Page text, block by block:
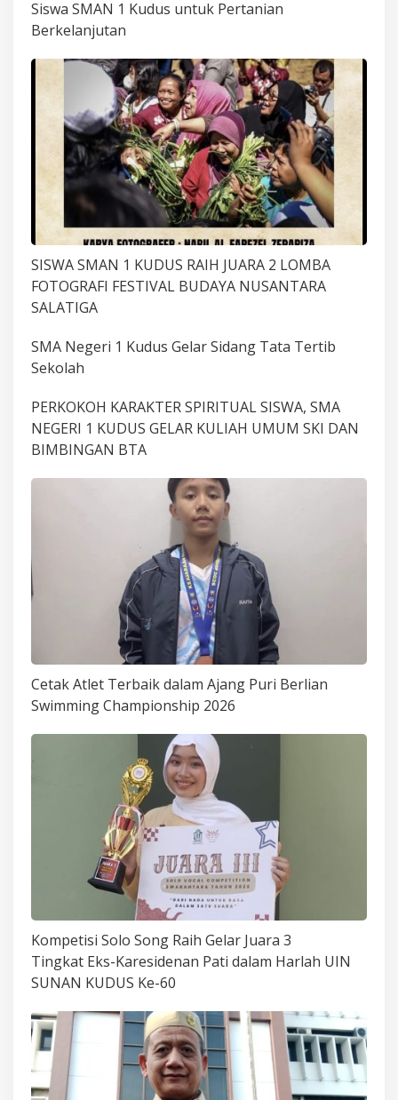
Siswa SMAN 1 Kudus untuk Pertanian
Berkelanjutan
SISWA SMAN 1 KUDUS RAIH JUARA 2 LOMBA
FOTOGRAFI FESTIVAL BUDAYA NUSANTARA
SALATIGA
SMA Negeri 1 Kudus Gelar Sidang Tata Tertib
Sekolah
PERKOKOH KARAKTER SPIRITUAL SISWA, SMA
NEGERI 1 KUDUS GELAR KULIAH UMUM SKI DAN
BIMBINGAN BTA
Cetak Atlet Terbaik dalam Ajang Puri Berlian
Swimming Championship 2026
Kompetisi Solo Song Raih Gelar Juara 3
Tingkat Eks-Karesidenan Pati dalam Harlah UIN
SUNAN KUDUS Ke-60